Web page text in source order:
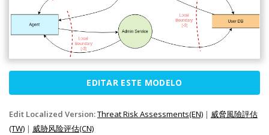
EDITAR ESTE MODELO
Edit Localized Version:Threat Risk Assessments(EN) | 威脅風險評估
(TW) | 威胁风险评估(CN)